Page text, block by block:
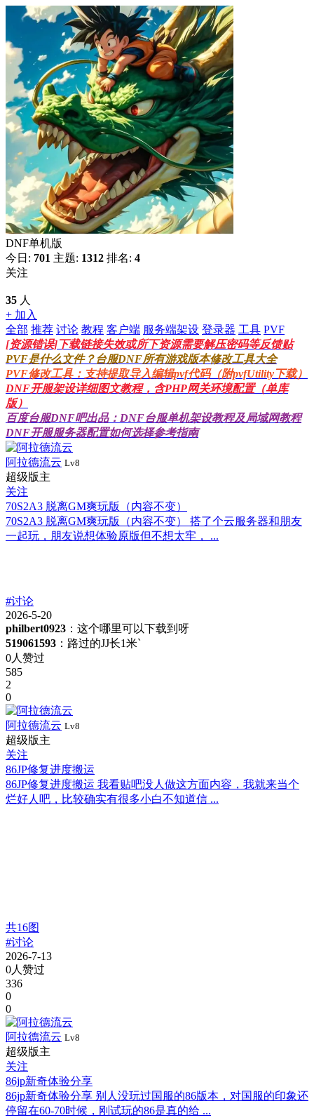
DNF单机版
今日: 701 主题: 1312 排名: 4
关注
35 人
+ 加入
全部 推荐 讨论 教程 客户端 服务端架设 登录器 工具 PVF
[资源错误]下载链接失效或所下资源需要解压密码等反馈贴
PVF是什么文件？台服DNF所有游戏版本修改工具大全
PVF修改工具：支持提取导入编辑pvf代码（附pvfUtility下载）
DNF开服架设详细图文教程，含PHP网关环境配置（单库
版）
百度台服DNF吧出品：DNF台服单机架设教程及局域网教程
DNF开服服务器配置如何选择参考指南
阿拉德流云 Lv8
超级版主
关注
70S2A3 脱离GM爽玩版（内容不变）
70S2A3 脱离GM爽玩版（内容不变） 搭了个云服务器和朋友
一起玩，朋友说想体验原版但不想太牢， ...
#讨论
2026-5-20
philbert0923 ：这个哪里可以下载到呀
519061593 ：路过的JJ长1米`
0人赞过
585
2
0
阿拉德流云 Lv8
超级版主
关注
86JP修复进度搬运
86JP修复进度搬运 我看贴吧没人做这方面内容，我就来当个
烂好人吧，比较确实有很多小白不知道信 ...
共16图
#讨论
2026-7-13
0人赞过
336
0
0
阿拉德流云 Lv8
超级版主
关注
86jp新奇体验分享
86jp新奇体验分享 别人没玩过国服的86版本，对国服的印象还
停留在60-70时候，刚试玩的86是真的给 ...